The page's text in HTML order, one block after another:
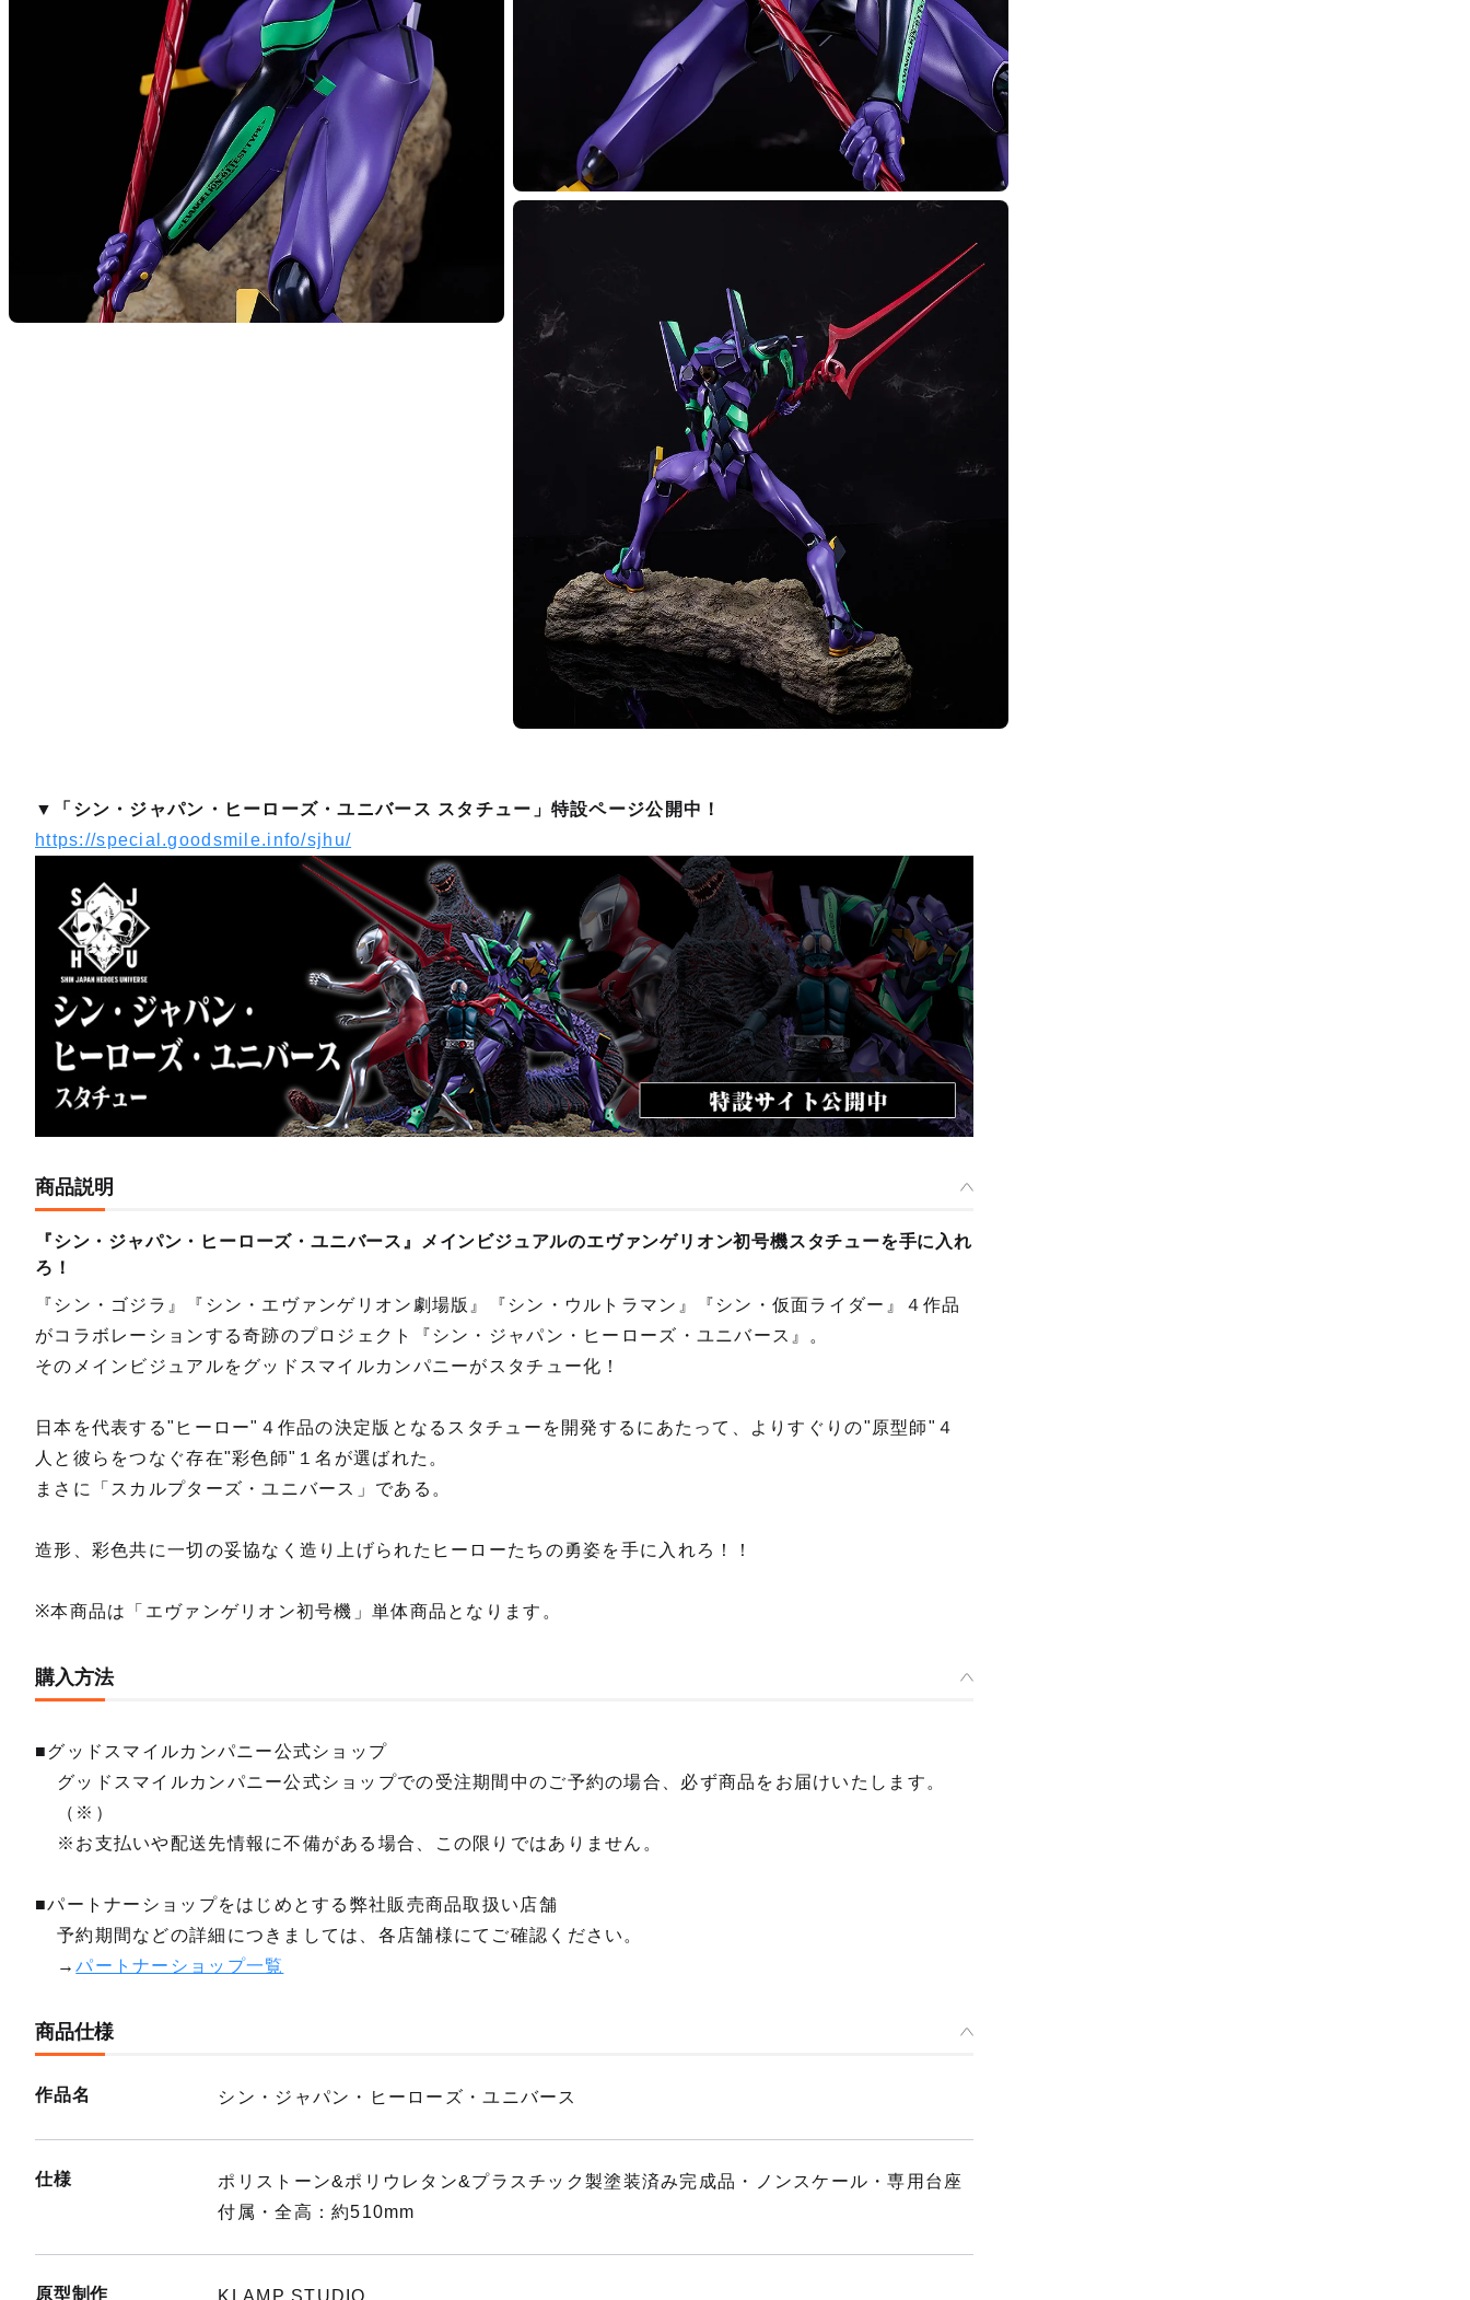
▼「シン・ジャパン・ヒーローズ・ユニバース スタチュー」特設ページ公開中！
https://special.goodsmile.info/sjhu/
商品説明
『シン・ジャパン・ヒーローズ・ユニバース』メインビジュアルのエヴァンゲリオン初号機スタチューを手に入れ
ろ！
『シン・ゴジラ』『シン・エヴァンゲリオン劇場版』『シン・ウルトラマン』『シン・仮面ライダー』４作品
がコラボレーションする奇跡のプロジェクト『シン・ジャパン・ヒーローズ・ユニバース』。
そのメインビジュアルをグッドスマイルカンパニーがスタチュー化！
日本を代表する"ヒーロー"４作品の決定版となるスタチューを開発するにあたって、よりすぐりの"原型師"４
人と彼らをつなぐ存在"彩色師"１名が選ばれた。
まさに「スカルプターズ・ユニバース」である。
造形、彩色共に一切の妥協なく造り上げられたヒーローたちの勇姿を手に入れろ！！
※本商品は「エヴァンゲリオン初号機」単体商品となります。
購入方法
■グッドスマイルカンパニー公式ショップ
グッドスマイルカンパニー公式ショップでの受注期間中のご予約の場合、必ず商品をお届けいたします。
（※）
※お支払いや配送先情報に不備がある場合、この限りではありません。
■パートナーショップをはじめとする弊社販売商品取扱い店舗
予約期間などの詳細につきましては、各店舗様にてご確認ください。
→パートナーショップ一覧
商品仕様
作品名 シン・ジャパン・ヒーローズ・ユニバース
仕様
ポリストーン&ポリウレタン&プラスチック製塗装済み完成品・ノンスケール・専用台座
付属・全高：約510mm
原型制作